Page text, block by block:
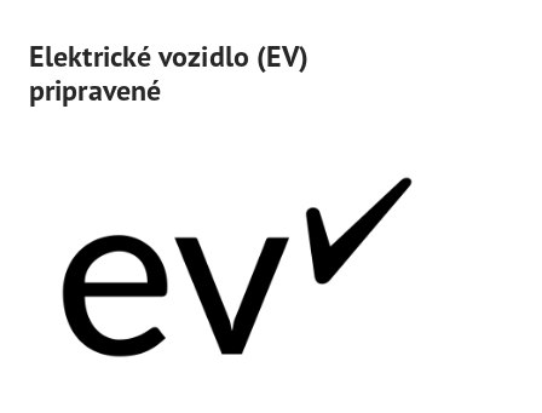
Elektrické vozidlo (EV)
pripravené